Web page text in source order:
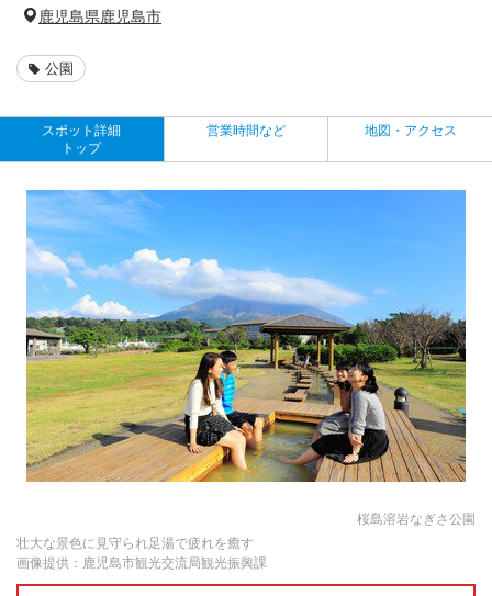
鹿児島県鹿児島市
公園
スポット詳細
トップ
営業時間など 地図・アクセス
桜島溶岩なぎさ公園
壮大な景色に見守られ足湯で疲れを癒す
画像提供：鹿児島市観光交流局観光振興課